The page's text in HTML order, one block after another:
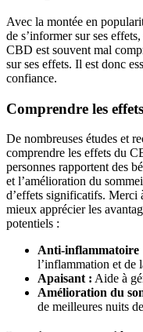
Avec la montée en
de s’informer sur ses
CBD est souvent mal
sur ses effets. Il est donc
confiance.
Comprendre les
De nombreuses études et
comprendre les effets du
personnes rapportent des
et l’amélioration du
d’effets significatifs. Merci
mieux apprécier les
potentiels :
Anti-inflammatoire
l’inflammation et de
Apaisant : Aide à
Amélioration du
de meilleures nuits